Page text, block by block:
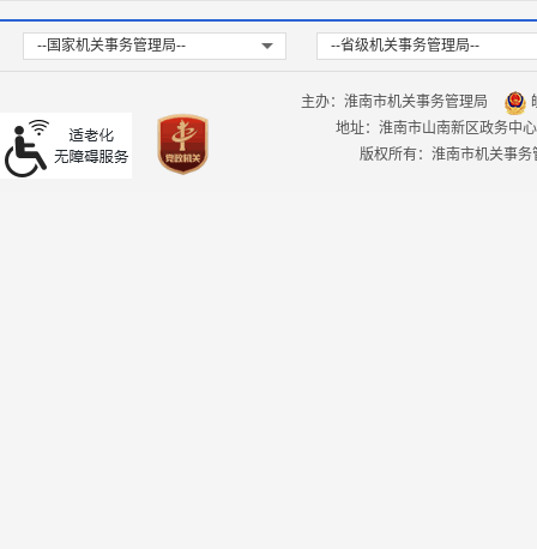
--国家机关事务管理局-- --省级机关事务管理局--
主办：淮南市机关事务管理局
地址：淮南市山南新区政务中
版权所有：淮南市机关事务